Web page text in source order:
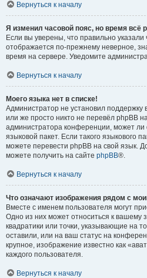
Вернуться к началу
Я изменил часовой пояс, но время всё
Если вы уверены, что правильно указали
отображается по-прежнему неверное,
время на сервере. Уведомите
Вернуться к началу
Моего языка нет в списке!
Администратор не установил
или же просто никто не перевёл phpBB
администратора конференции, может ли
языковой пакет. Если такого языкового
можете перевести phpBB на свой язык.
можете получить на сайте phpBB®.
Вернуться к началу
Что означают изображения рядом с
Вместе с именем пользователя могут
Одно из них может относиться к вашему
квадратики или точки, указывающие на
оставили, или на ваш статус на
крупное, изображение известно как
каждого пользователя.
Вернуться к началу